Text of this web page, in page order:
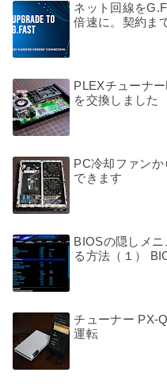
ネット回線を
倍速に。契約ま
PLEXチューナ
を交換しました
PC冷却ファン
できます
BIOSの隠しメ
る方法（１）
チューナー PX-
運転